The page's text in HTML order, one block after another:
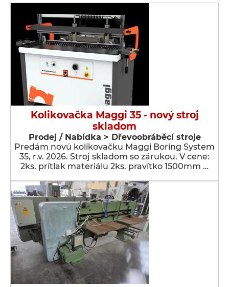
Kolikovačka Maggi 35 - nový stroj
skladom
Prodej / Nabídka > Dřevoobráběcí stroje
Predám novú kolíkovačku Maggi Boring System
35, r.v. 2026. Stroj skladom so zárukou. V cene:
2ks. prítlak materiálu 2ks. pravítko 1500mm …